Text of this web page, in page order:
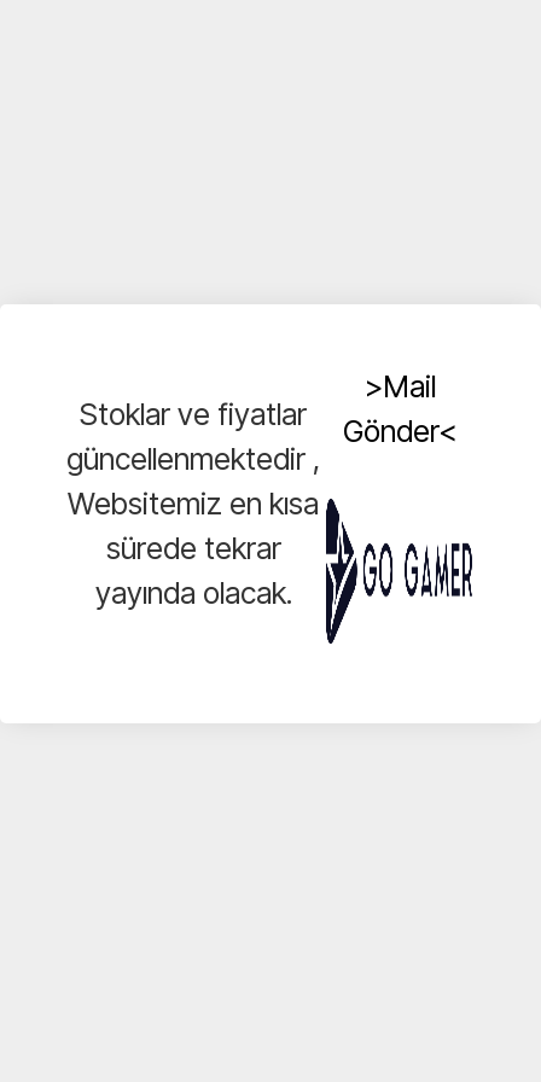
Stoklar ve fiyatlar
güncellenmektedir ,
Websitemiz en kısa
sürede tekrar
yayında olacak.
>Mail
Gönder<